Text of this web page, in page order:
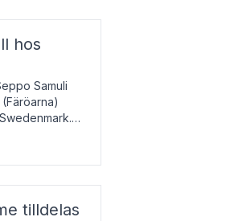
hos
Samuli
och talar
tilldelas